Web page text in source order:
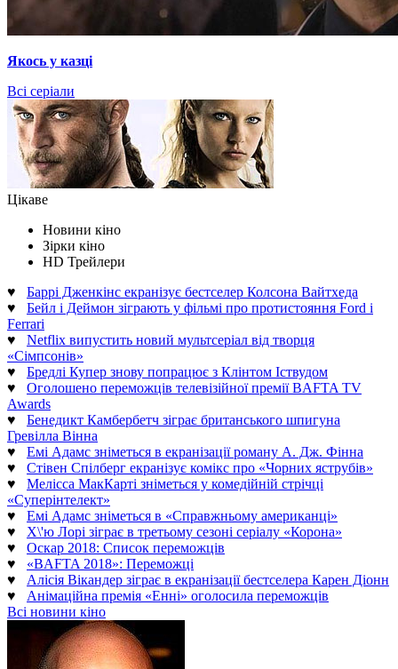
Якось у казці
Всі серіали
Цікаве
Новини кіно
Зірки кіно
HD Трейлери
♥ Баррі Дженкінс екранізує бестселер Колсона Вайтхеда
♥ Бейл і Деймон зіграють у фільмі про протистояння Ford і
Ferrari
♥ Netflix випустить новий мультсеріал від творця
«Сімпсонів»
♥ Бредлі Купер знову попрацює з Клінтом Іствудом
♥ Оголошено переможців телевізійної премії BAFTA TV
Awards
♥ Бенедикт Камбербетч зіграє британського шпигуна
Гревілла Вінна
♥ Емі Адамс зніметься в екранізації роману А. Дж. Фінна
♥ Стівен Спілберг екранізує комікс про «Чорних яструбів»
♥ Мелісса МакКарті зніметься у комедійній стрічці
«Суперінтелект»
♥ Емі Адамс зніметься в «Справжньому американці»
♥ Х\'ю Лорі зіграє в третьому сезоні серіалу «Корона»
♥ Оскар 2018: Список переможців
♥ «BAFTA 2018»: Переможці
♥ Алісія Вікандер зіграє в екранізації бестселера Карен Діонн
♥ Анімаційна премія «Енні» оголосила переможців
Всі новини кіно